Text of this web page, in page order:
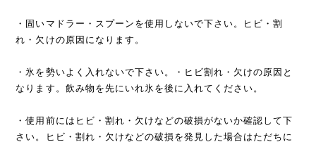
・固いマドラー・スプーンを使用しないで下さい。ヒビ・割
れ・欠けの原因になります。
・氷を勢いよく入れないで下さい。・ヒビ割れ・欠けの原因と
なります。飲み物を先にいれ氷を後に入れてください。
・使用前にはヒビ・割れ・欠けなどの破損がないか確認して下
さい。ヒビ・割れ・欠けなどの破損を発見した場合はただちに